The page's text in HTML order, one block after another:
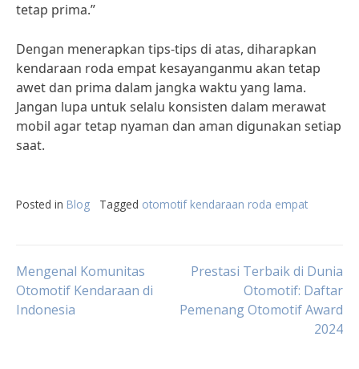
tetap prima.”
Dengan menerapkan tips-tips di atas, diharapkan
kendaraan roda empat kesayanganmu akan tetap
awet dan prima dalam jangka waktu yang lama.
Jangan lupa untuk selalu konsisten dalam merawat
mobil agar tetap nyaman dan aman digunakan setiap
saat.
Posted in Blog Tagged otomotif kendaraan roda empat
Post
navigation
Mengenal Komunitas
Otomotif Kendaraan di
Indonesia
Prestasi Terbaik di Dunia
Otomotif: Daftar
Pemenang Otomotif Award
2024